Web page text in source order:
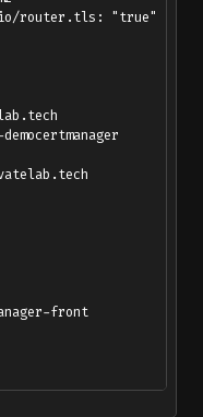
router.tls: "true"
front